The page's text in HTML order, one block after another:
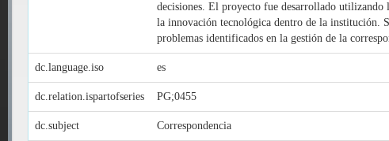
decisiones. El proyecto fue desarrollado
la innovación tecnológica dentro de la institución.
problemas identificados en la gestión de la
dc.language.iso es
dc.relation.ispartofseries PG;0455
dc.subject Correspondencia